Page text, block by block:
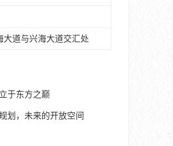
大道与兴海大道交汇处
于东方之巅
划，未来的开放空间